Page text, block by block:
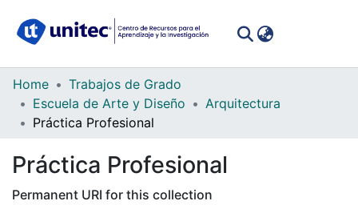
Communities
Collections
All of DSpace
Statistics
Home
Trabajos de Grado
Escuela de Arte y Diseño
Arquitectura
Práctica Profesional
Práctica Profesional
Permanent URI for this collection